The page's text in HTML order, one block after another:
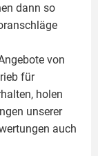
dann so
von
für
holen
unserer
auch